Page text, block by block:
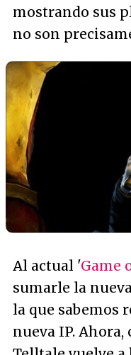
mostrando sus
no son
Al actual 'Game
sumarle la
la que sabemos
nueva IP.